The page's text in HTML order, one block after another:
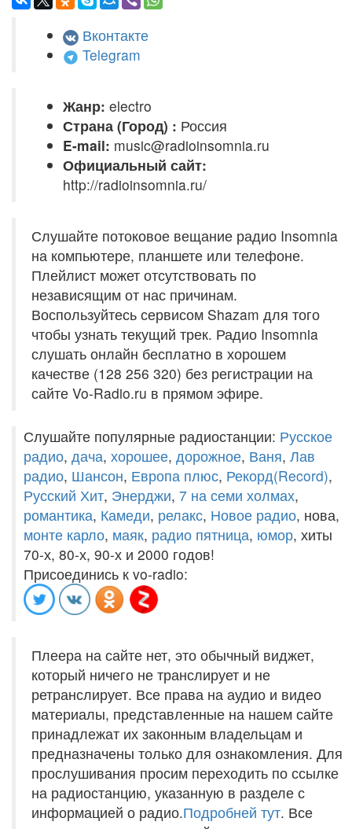
Вконтакте
Telegram
Жанр: electro
Страна (Город) : Россия
E-mail: music@radioinsomnia.ru
Официальный сайт:
http://radioinsomnia.ru/
Слушайте потоковое вещание радио Insomnia
на компьютере, планшете или телефоне.
Плейлист может отсутствовать по
независящим от нас причинам.
Воспользуйтесь сервисом Shazam для того
чтобы узнать текущий трек. Радио Insomnia
слушать онлайн бесплатно в хорошем
качестве (128 256 320) без регистрации на
сайте Vo-Radio.ru в прямом эфире.
Слушайте популярные радиостанции: Русское
радио, дача, хорошее, дорожное, Ваня, Лав
радио, Шансон, Европа плюс, Рекорд(Record),
Русский Хит, Энерджи, 7 на семи холмах,
романтика, Камеди, релакс, Новое радио, нова,
монте карло, маяк, радио пятница, юмор, хиты
70-х, 80-х, 90-х и 2000 годов!
Присоединись к vo-radio:
Плеера на сайте нет, это обычный виджет,
который ничего не транслирует и не
ретранслирует. Все права на аудио и видео
материалы, представленные на нашем сайте
принадлежат их законным владельцам и
предназначены только для ознакомления. Для
прослушивания просим переходить по ссылке
на радиостанцию, указанную в разделе с
информацией о радио.Подробней тут. Все